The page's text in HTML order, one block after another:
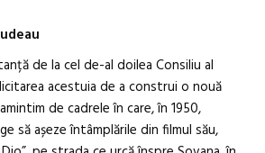
de la cel de-al doilea Consiliu al
acestuia de a construi o nouă
de cadrele în care, în 1950,
să așeze întâmplările din filmul său,